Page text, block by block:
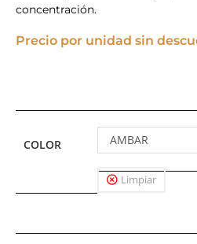
concentración.
Precio por unidad sin
COLOR AMBAR
Limpiar